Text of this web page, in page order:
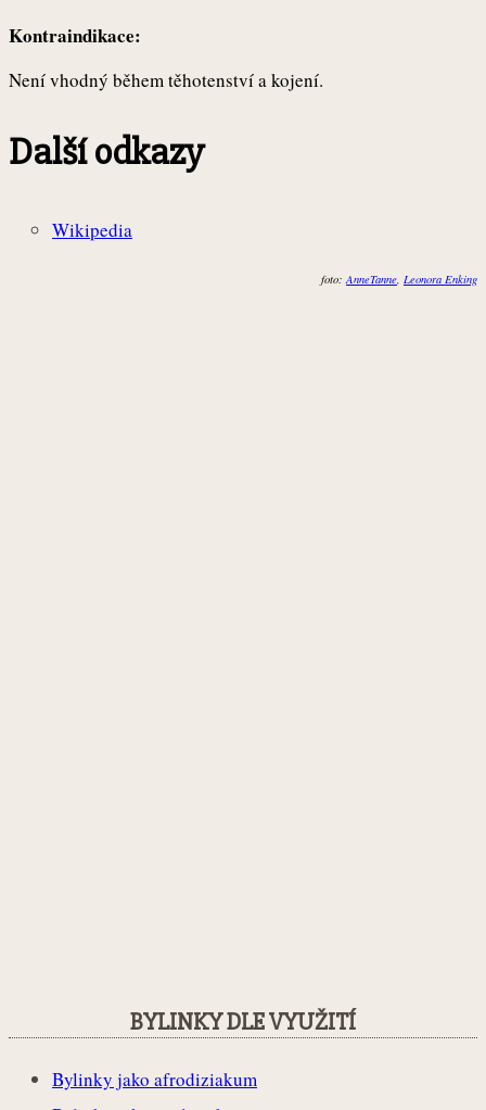
Kontraindikace:
Není vhodný během těhotenství a kojení.
Další odkazy
Wikipedia
foto:AnneTanne, Leonora Enking
BYLINKY DLE VYUŽITÍ
Bylinky jako afrodiziakum